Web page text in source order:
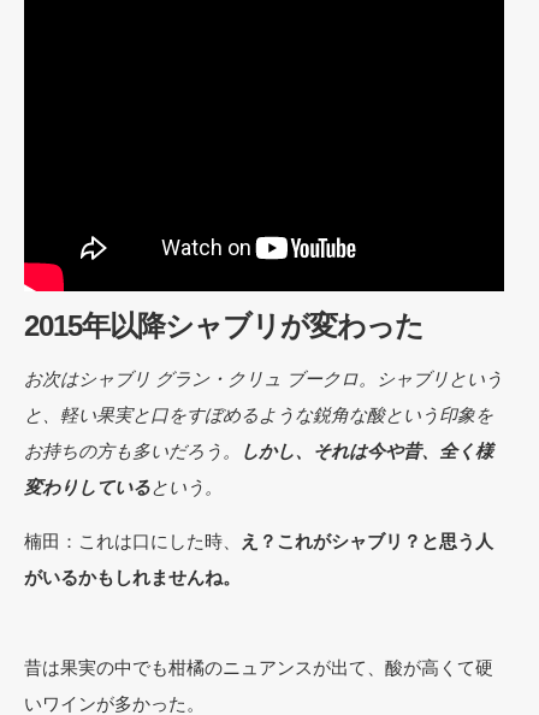
2015年以降シャブリが変わった
お次はシャブリ グラン・クリュ ブークロ。シャブリという
と、軽い果実と口をすぼめるような鋭角な酸という印象を
お持ちの方も多いだろう。
しかし、それは今や昔、全く様
変わりしているという。
楠田：これは口にした時、
え？これがシャブリ？と思う人
がいるかもしれませんね。
昔は果実の中でも柑橘のニュアンスが出て、酸が高くて硬
いワインが多かった。